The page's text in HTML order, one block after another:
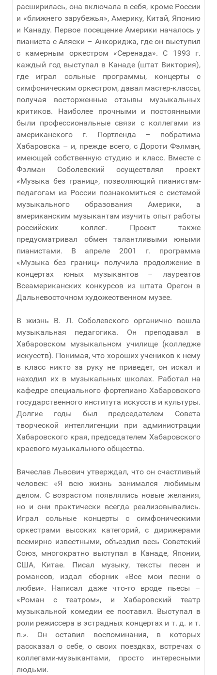
расширилась, она включала в себя, кроме России
и «ближнего зарубежья», Америку, Китай, Японию
и Канаду. Первое посещение Америки началось у
пианиста с Аляски – Анкориджа, где он выступил
с камерным оркестром «Серенада». С 1993 г.
каждый год выступал в Канаде (штат Виктория),
где играл сольные программы, концерты с
симфоническим оркестром, давал мастер-классы,
получая восторженные отзывы музыкальных
критиков. Наиболее прочными и постоянными
были профессиональные связи с коллегами из
американского г. Портленда – побратима
Хабаровска – и, прежде всего, с Дороти Фэлман,
имеющей собственную студию и класс. Вместе с
Фэлман Соболевский осуществлял проект
«Музыка без границ», позволяющий пианистам-
педагогам из России познакомиться с системой
музыкального образования Америки, а
американским музыкантам изучить опыт работы
российских коллег. Проект также
предусматривал обмен талантливыми юными
пианистами. В апреле 2001 г. программа
«Музыка без границ» получила продолжение в
концертах юных музыкантов – лауреатов
Всеамериканских конкурсов из штата Орегон в
Дальневосточном художественном музее.
В жизнь В. Л. Соболевского органично вошла
музыкальная педагогика. Он преподавал в
Хабаровском музыкальном училище (колледже
искусств). Понимая, что хороших учеников к нему
в класс никто за руку не приведет, он искал и
находил их в музыкальных школах. Работал на
кафедре специального фортепиано Хабаровского
государственного института искусств и культуры.
Долгие годы был председателем Совета
творческой интеллигенции при администрации
Хабаровского края, председателем Хабаровского
краевого музыкального общества.
Вячеслав Львович утверждал, что он счастливый
человек: «Я всю жизнь занимался любимым
делом. С возрастом появлялись новые желания,
но и они практически всегда реализовывались.
Играл сольные концерты с симфоническими
оркестрами высоких категорий, с дирижерами
всемирно известными, объездил весь Советский
Союз, многократно выступал в Канаде, Японии,
США, Китае. Писал музыку, тексты песен и
романсов, издал сборник «Все мои песни о
любви». Написал даже что-то вроде пьесы –
«Роман с театром», и Хабаровский театр
музыкальной комедии ее поставил. Выступал в
роли режиссера в эстрадных концертах и т. д. и т.
п.». Он оставил воспоминания, в которых
рассказал о себе, о своих поездках, встречах с
коллегами-музыкантами, просто интересными
людьми.